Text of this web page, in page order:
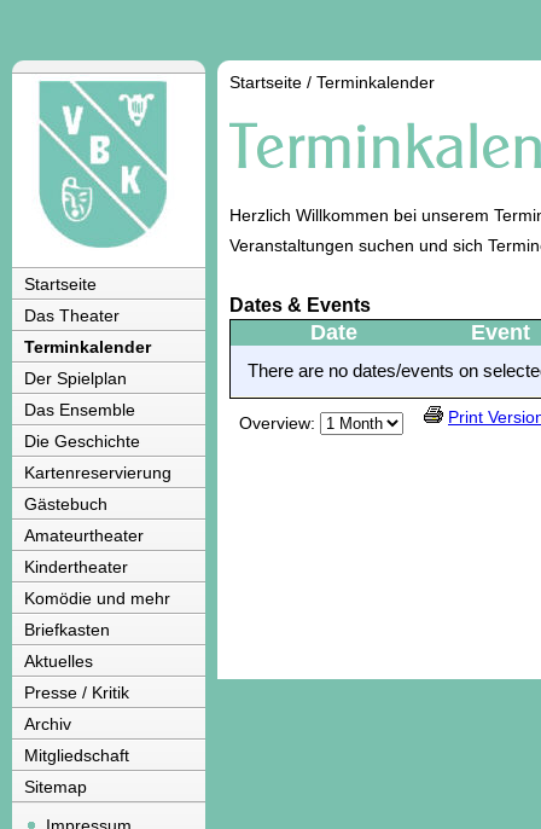
Startseite
Das Theater
Terminkalender
Der Spielplan
Das Ensemble
Die Geschichte
Kartenreservierung
Gästebuch
Amateurtheater
Kindertheater
Komödie und mehr
Briefkasten
Aktuelles
Presse / Kritik
Archiv
Mitgliedschaft
Sitemap
Startseite / Terminkalender
Herzlich Willkommen bei unserem
Veranstaltungen suchen und sich
Dates & Events
Date Event
There are no dates/events on
Overview: Print